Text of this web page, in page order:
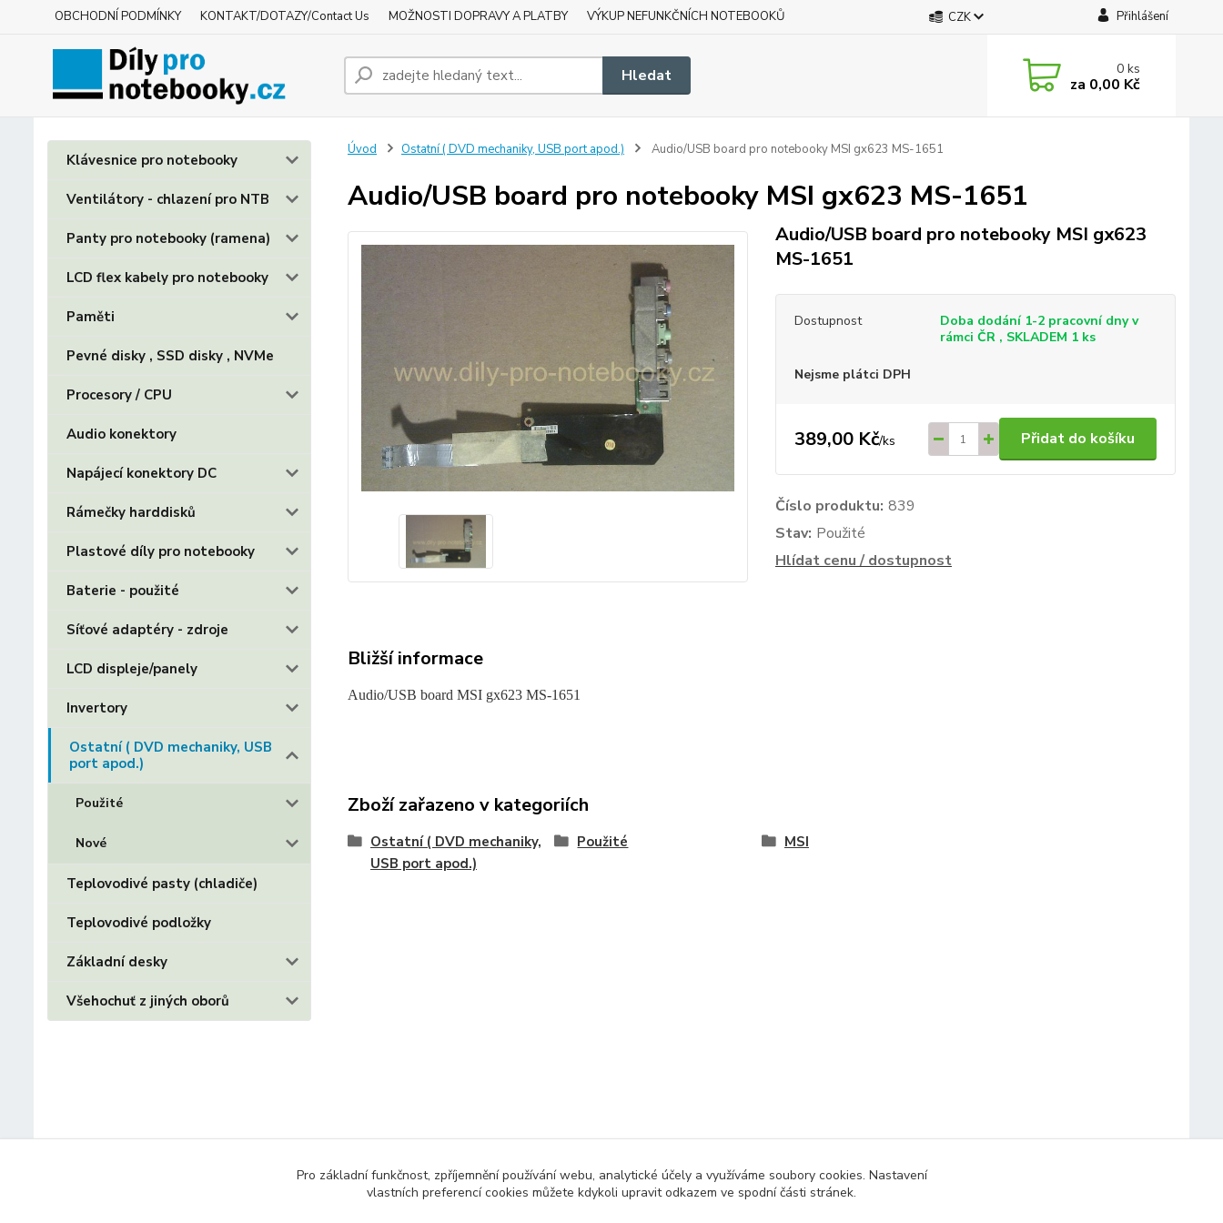
OBCHODNÍ PODMÍNKY KONTAKT/DOTAZY/Contact Us MOŽNOSTI DOPRAVY A PLATBY VÝKUP NEFUNKČNÍCH NOTEBOOKŮ CZK Přihlášení
Hledat 0ks
za 0,00 Kč
Klávesnice pro notebooky
Ventilátory - chlazení pro NTB
Panty pro notebooky (ramena)
LCD flex kabely pro notebooky
Paměti
Pevné disky , SSD disky , NVMe
Procesory / CPU
Audio konektory
Napájecí konektory DC
Rámečky harddisků
Plastové díly pro notebooky
Baterie - použité
Síťové adaptéry - zdroje
LCD displeje/panely
Invertory
Ostatní ( DVD mechaniky, USB
port apod.)
Použité
Nové
Teplovodivé pasty (chladiče)
Teplovodivé podložky
Základní desky
Všehochuť z jiných oborů
Úvod Ostatní ( DVD mechaniky, USB port apod.) Audio/USB board pro notebooky MSI gx623 MS-1651
Audio/USB board pro notebooky MSI gx623 MS-1651
Audio/USB board pro notebooky MSI gx623
MS-1651
Dostupnost
Doba dodání 1-2 pracovní dny v
rámci ČR , SKLADEM 1 ks
Nejsme plátci DPH
389,00 Kč/ks Přidat do košíku
Číslo produktu: 839
Stav: Použité
Hlídat cenu / dostupnost
Bližší informace
Audio/USB board MSI gx623 MS-1651
Zboží zařazeno v kategoriích
Ostatní ( DVD mechaniky,
USB port apod.)
Použité MSI
Pro základní funkčnost, zpříjemnění používání webu, analytické účely a využíváme soubory cookies. Nastavení
vlastních preferencí cookies můžete kdykoli upravit odkazem ve spodní části stránek.